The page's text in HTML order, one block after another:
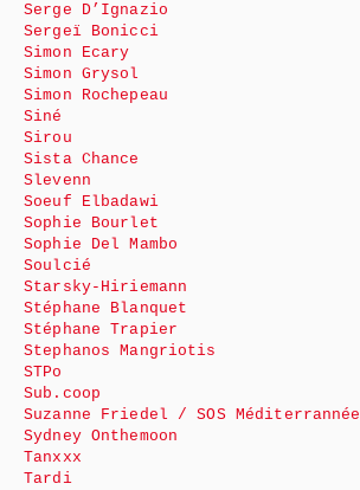
Serge D’Ignazio
Sergeï Bonicci
Simon Ecary
Simon Grysol
Simon Rochepeau
Siné
Sirou
Sista Chance
Slevenn
Soeuf Elbadawi
Sophie Bourlet
Sophie Del Mambo
Soulcié
Starsky-Hiriemann
Stéphane Blanquet
Stéphane Trapier
Stephanos Mangriotis
STPo
Sub.coop
Suzanne Friedel / SOS Méditerrannée
Sydney Onthemoon
Tanxxx
Tardi